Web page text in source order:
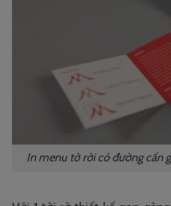
In menu tờ rời có đường cấn